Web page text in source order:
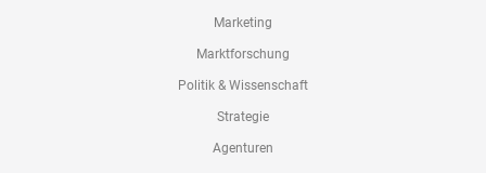
Marketing
Marktforschung
Politik & Wissenschaft
Strategie
Agenturen